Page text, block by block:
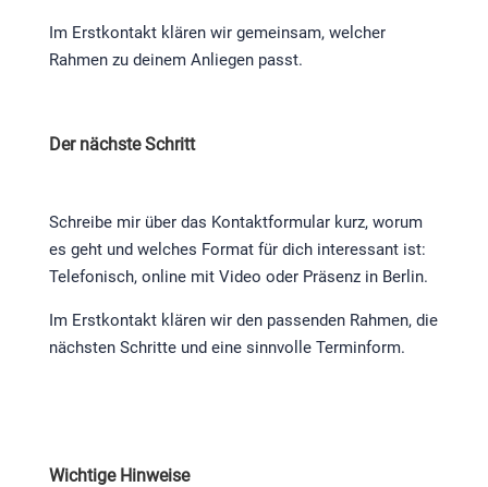
Im Erstkontakt klären wir gemeinsam, welcher
Rahmen zu deinem Anliegen passt.
Der nächste Schritt
Schreibe mir über das Kontaktformular kurz, worum
es geht und welches Format für dich interessant ist:
Telefonisch, online mit Video oder Präsenz in Berlin.
Im Erstkontakt klären wir den passenden Rahmen, die
nächsten Schritte und eine sinnvolle Terminform.
Wichtige Hinweise